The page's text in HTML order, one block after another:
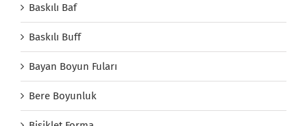
Baskılı Baf
Baskılı Buff
Bayan Boyun Fuları
Bere Boyunluk